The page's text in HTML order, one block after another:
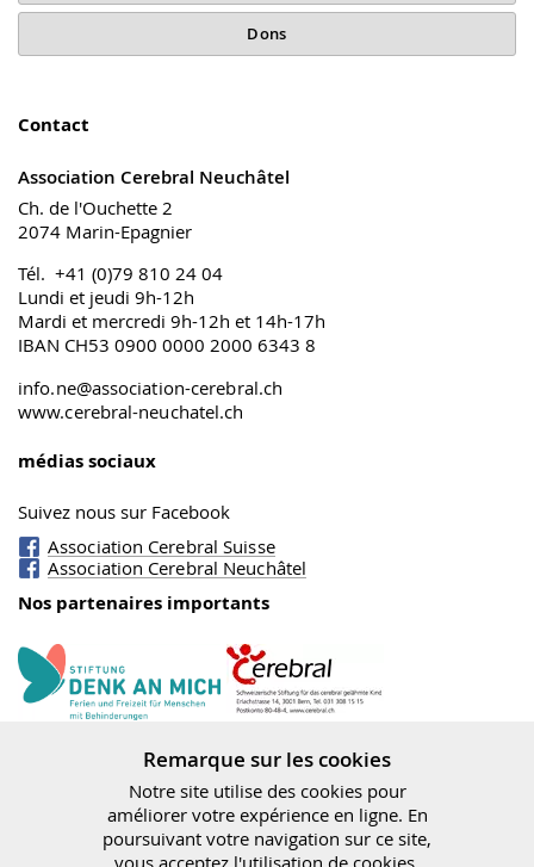
Dons
Contact
Association Cerebral Neuchâtel
Ch. de l'Ouchette 2
2074 Marin-Epagnier
Tél. +41 (0)79 810 24 04
Lundi et jeudi 9h-12h
Mardi et mercredi 9h-12h et 14h-17h
IBAN CH53 0900 0000 2000 6343 8
info.ne@association-cerebral.ch
www.cerebral-neuchatel.ch
médias sociaux
Suivez nous sur Facebook
Association Cerebral Suisse
Association Cerebral Neuchâtel
Nos partenaires importants
Remarque sur les cookies
Notre site utilise des cookies pour
améliorer votre expérience en ligne. En
poursuivant votre navigation sur ce site,
vous acceptez l'utilisation de cookies.